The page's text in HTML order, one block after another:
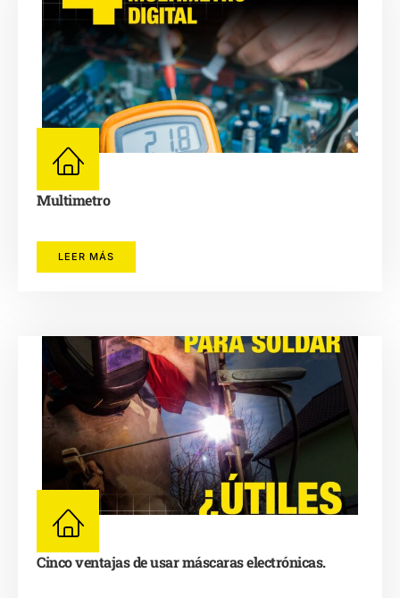
Multimetro
LEER MÁS
Cinco ventajas de usar máscaras electrónicas.